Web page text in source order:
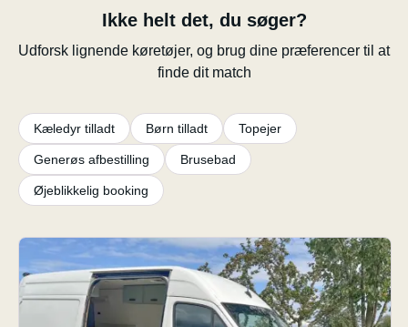
Ikke helt det, du søger?
Udforsk lignende køretøjer, og brug dine præferencer til at
finde dit match
Kæledyr tilladt Børn tilladt Topejer
Generøs afbestilling Brusebad
Øjeblikkelig booking